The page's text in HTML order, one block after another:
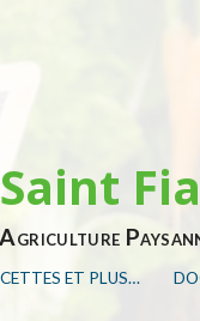
ET PLUS…